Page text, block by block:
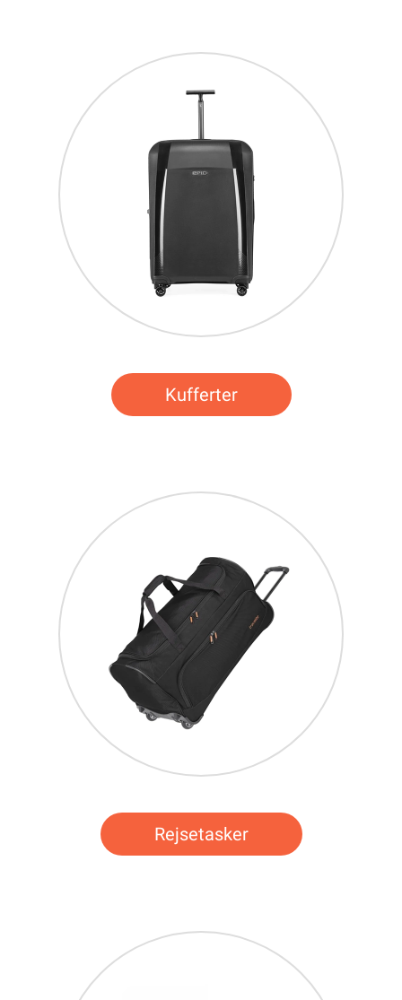
Kufferter
Rejsetasker